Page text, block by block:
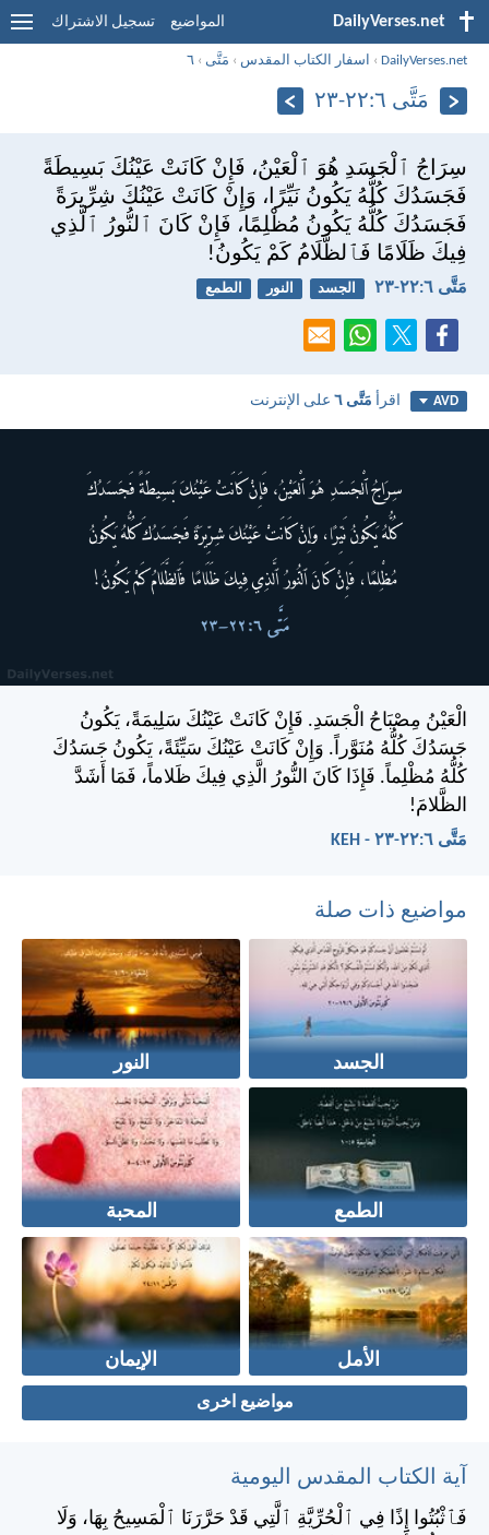
DailyVerses.net المواضيع تسجيل الاشتراك
DailyVerses.net
› اسفار الكتاب المقدس › مَتَّى ›٦
مَتَّى ٦:‏٢٢-‏٢٣
سِرَاجُ ٱلْجَسَدِ هُوَ ٱلْعَيْنُ، فَإِنْ كَانَتْ عَيْنُكَ بَسِيطَةً
فَجَسَدُكَ كُلُّهُ يَكُونُ نَيِّرًا، وَإِنْ كَانَتْ عَيْنُكَ شِرِّيرَةً
فَجَسَدُكَ كُلُّهُ يَكُونُ مُظْلِمًا، فَإِنْ كَانَ ٱلنُّورُ ٱلَّذِي
فِيكَ ظَلَامًا فَٱلظَّلَامُ كَمْ يَكُونُ!
مَتَّى ٦:‏٢٢-‏٢٣ الجسد النور الطمع
AVD اقرأ مَتَّى ٦ على الإنترنت
الْعَيْنُ مِصْبَاحُ الْجَسَدِ. فَإِنْ كَانَتْ عَيْنُكَ سَلِيمَةً، يَكُونُ
جَسَدُكَ كُلُّهُ مُنَوَّراً. وَإِنْ كَانَتْ عَيْنُكَ سَيِّئَةً، يَكُونُ جَسَدُكَ
كُلُّهُ مُظْلِماً. فَإِذَا كَانَ النُّورُ الَّذِي فِيكَ ظَلاماً، فَمَا أَشَدَّ
الظَّلامَ!
مَتَّى ٦:‏٢٢-‏٢٣ - KEH
مواضيع ذات صلة
الجسد النور
الطمع المحبة
الأمل الإيمان
مواضيع اخرى
آية الكتاب المقدس اليومية
فَٱثْبُتُوا إِذًا فِي ٱلْحُرِّيَّةِ ٱلَّتِي قَدْ حَرَّرَنَا ٱلْمَسِيحُ بِهَا، وَلَا